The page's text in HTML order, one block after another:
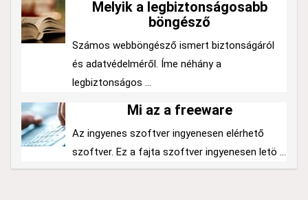
Melyik a legbiztonságosabb
böngésző
Számos webböngésző ismert biztonságáról
és adatvédelméről. Íme néhány a
legbiztonságos ...
Mi az a freeware
Az ingyenes szoftver ingyenesen elérhető
szoftver. Ez a fajta szoftver ingyenesen letö ...